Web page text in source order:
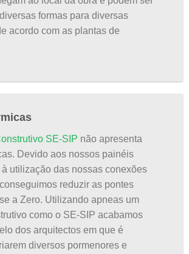
formas para diversas
acordo com as plantas de
SE-SIP não apresenta
Devido aos nossos painéis
utilização das nossas conexões
reduzir as pontes
a Zero. Utilizando apneas um
como o SE-SIP acabamos
dos arquitectos em que é
diversos pormenores e